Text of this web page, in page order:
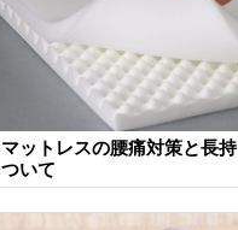
マットレスの腰痛対策と長
ついて